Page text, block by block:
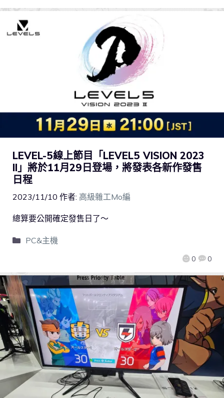
LEVEL-5線上節目「LEVEL5 VISION 2023
II」將於11月29日登場，將發表各新作發售
日程
2023/11/10 作者: 高級雜工Mo編
0 0
總算要公開確定發售日了～
PC&主機